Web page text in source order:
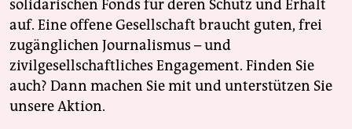
solidarischen Fonds für deren Schutz und Erhalt
auf. Eine offene Gesellschaft braucht guten, frei
zugänglichen Journalismus – und
zivilgesellschaftliches Engagement. Finden Sie
auch? Dann machen Sie mit und unterstützen Sie
unsere Aktion.